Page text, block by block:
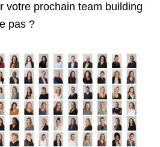
votre prochain team building
pas ?